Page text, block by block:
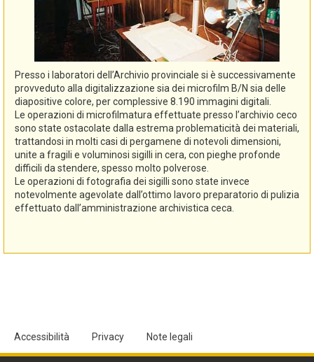
Presso i laboratori dell’Archivio provinciale si è successivamente
provveduto alla digitalizzazione sia dei microfilm B/N sia delle
diapositive colore, per complessive 8.190 immagini digitali.
Le operazioni di microfilmatura effettuate presso l’archivio ceco
sono state ostacolate dalla estrema problematicità dei materiali,
trattandosi in molti casi di pergamene di notevoli dimensioni,
unite a fragili e voluminosi sigilli in cera, con pieghe profonde
difficili da stendere, spesso molto polverose.
Le operazioni di fotografia dei sigilli sono state invece
notevolmente agevolate dall’ottimo lavoro preparatorio di pulizia
effettuato dall’amministrazione archivistica ceca.
Accessibilità Privacy Note legali